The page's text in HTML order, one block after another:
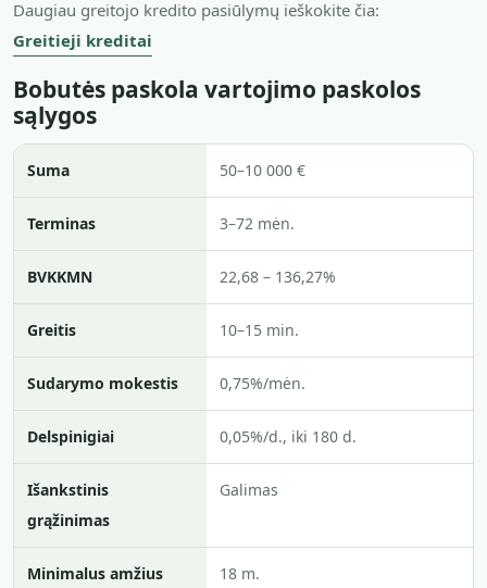
Daugiau greitojo kredito pasiūlymų ieškokite čia:
Greitieji kreditai
Bobutės paskola vartojimo paskolos
sąlygos
Suma 50–10 000 €
Terminas 3–72 mėn.
BVKKMN 22,68 – 136,27%
Greitis 10–15 min.
Sudarymo mokestis 0,75%/mėn.
Delspinigiai 0,05%/d., iki 180 d.
Išankstinis
grąžinimas
Galimas
Minimalus amžius 18 m.